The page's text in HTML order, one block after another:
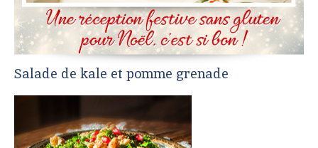
Salade de kale et pomme grenade